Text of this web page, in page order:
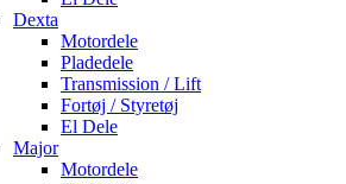
Dexta
Motordele
Pladedele
Transmission / Lift
Fortøj / Styretøj
El Dele
Major
Motordele